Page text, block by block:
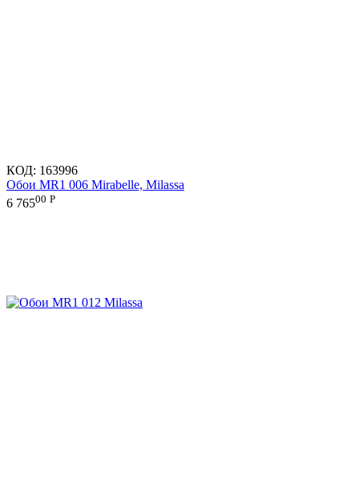
КОД: 163996
Обои MR1 006 Mirabelle, Milassa
6 76500 Р